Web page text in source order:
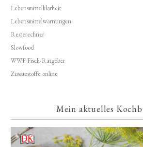
Lebensmittelklarheit
Lebensmittelwarnungen
Resterechner
Slowfood
WWF Fisch-Ratgeber
Zusatzstoffe online
Mein aktuelles